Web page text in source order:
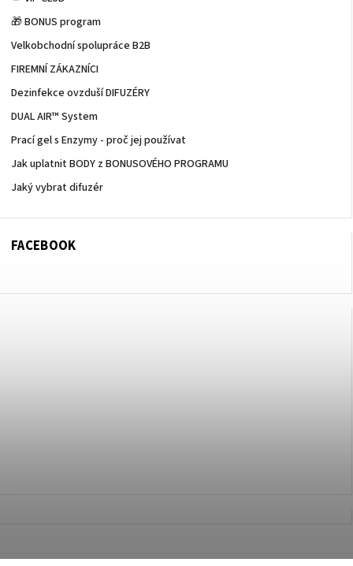
🎁 BONUS program
Velkobchodní spolupráce B2B
FIREMNÍ ZÁKAZNÍCI
Dezinfekce ovzduší DIFUZÉRY
DUAL AIR™ System
Prací gel s Enzymy - proč jej používat
Jak uplatnit BODY z BONUSOVÉHO PROGRAMU
Jaký vybrat difuzér
FACEBOOK